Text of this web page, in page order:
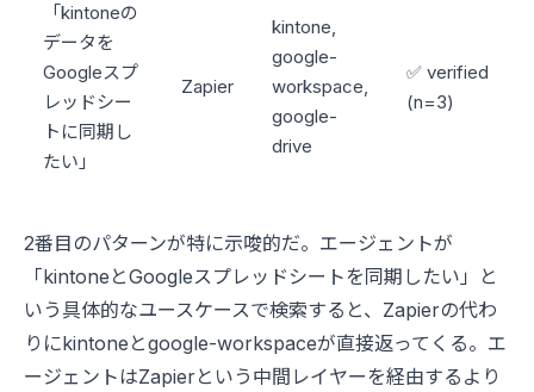
「kintoneの
データを
Googleスプ
レッドシー
トに同期し
たい」
Zapier
kintone,
google-
workspace,
google-
drive
✅ verified
(n=3)
2番目のパターンが特に示唆的だ。エージェントが
「kintoneとGoogleスプレッドシートを同期したい」と
いう具体的なユースケースで検索すると、Zapierの代わ
りにkintoneとgoogle-workspaceが直接返ってくる。エ
ージェントはZapierという中間レイヤーを経由するより